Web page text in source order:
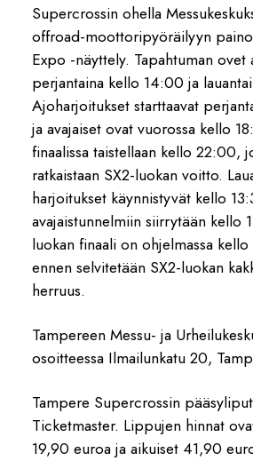
Supercrossin ohella
offroad-moottoripyöräilyyn
Expo -näyttely. Tapahtuman ovet
perjantaina kello 14:00 ja
Ajoharjoitukset starttaavat
ja avajaiset ovat vuorossa kello
finaalissa taistellaan kello 22:00,
ratkaistaan SX2-luokan voitto.
harjoitukset käynnistyvät kello
avajaistunnelmiin siirrytään kello
luokan finaali on ohjelmassa
ennen selvitetään SX2-luokan
herruus.
Tampereen Messu- ja
osoitteessa Ilmailunkatu 20,
Tampere Supercrossin
Ticketmaster. Lippujen hinnat
19,90 euroa ja aikuiset 41,90